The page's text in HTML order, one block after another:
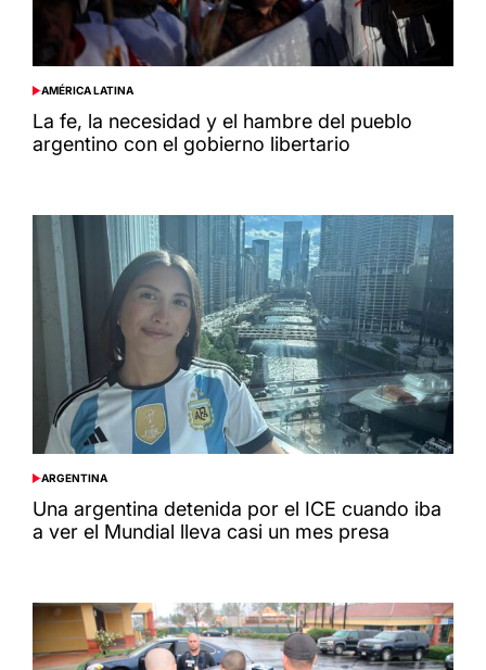
POSTED
IN
AMÉRICA LATINA
La fe, la necesidad y el hambre del pueblo
argentino con el gobierno libertario
POSTED
IN
ARGENTINA
Una argentina detenida por el ICE cuando iba
a ver el Mundial lleva casi un mes presa